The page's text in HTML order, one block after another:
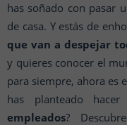
has soñado con pasar
de casa. Y estás de
que van a despejar
y quieres conocer el
para siempre, ahora es
has planteado hacer
empleados?